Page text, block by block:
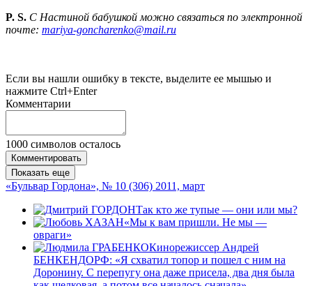
P. S. С Настиной бабушкой можно связаться по электронной
почте: mariya-goncharenko@mail.ru
Если вы нашли ошибку в тексте, выделите ее мышью и
нажмите Ctrl+Enter
Комментарии
1000 символов осталось
Комментировать
Показать еще
«Бульвар Гордона», № 10 (306) 2011, март
Так кто же тупые — они или мы?
«Мы к вам пришли. Не мы —
овраги»
Кинорежиссер Андрей
БЕНКЕНДОРФ: «Я схватил топор и пошел с ним на
Доронину. С перепугу она даже присела, два дня была